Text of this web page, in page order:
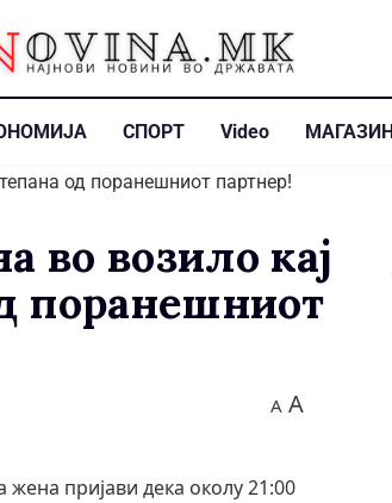
СПОРТ Video МАГАЗИН
во возило кај
поранешниот
A A
пријави дека oколу 21:00